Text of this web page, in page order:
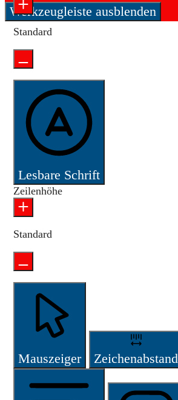
Werkzeugleiste ausblenden
Standard
Lesbare Schrift
Zeilenhöhe
Standard
Mauszeiger Zeichenabstand